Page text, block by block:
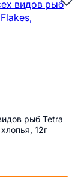
рыб Tetra
12г